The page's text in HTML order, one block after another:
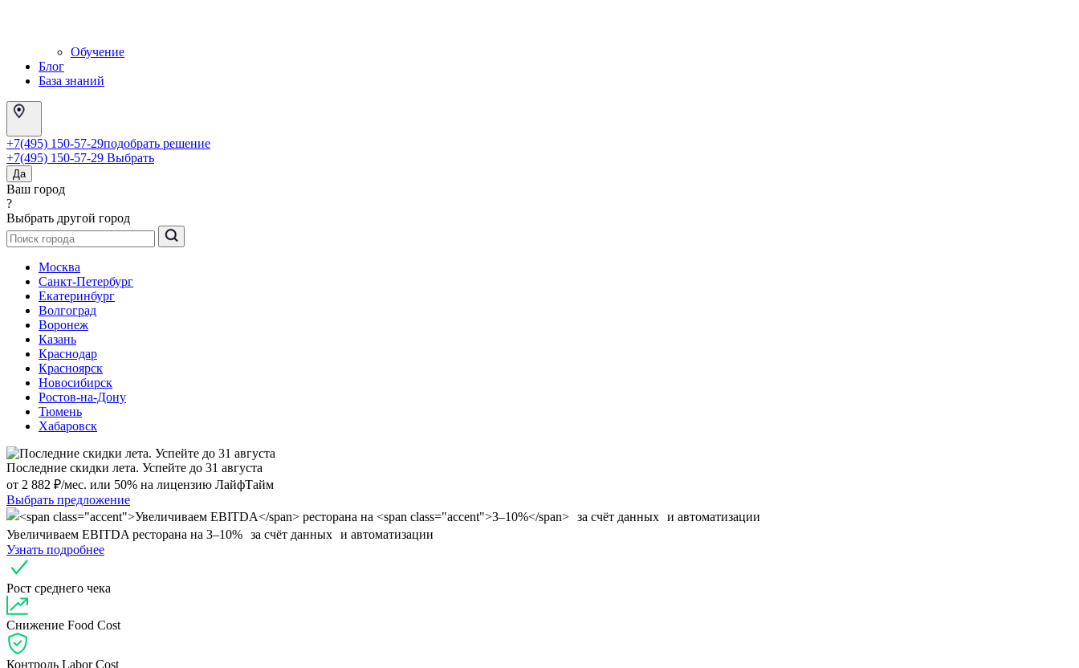
Обучение
Блог
База знаний
+7(495) 150-57-29подобрать решение
+7(495) 150-57-29 Выбрать
Да
Ваш город
?
Выбрать другой город
Москва
Санкт-Петербург
Екатеринбург
Волгоград
Воронеж
Казань
Краснодар
Красноярск
Новосибирск
Ростов-на-Дону
Тюмень
Хабаровск
Последние скидки лета. Успейте до 31 августа
от 2 882 ₽/мес. или 50% на лицензию ЛайфТайм
Выбрать предложение
Увеличиваем EBITDA ресторана на 3–10% за счёт данных и автоматизации
Узнать подробнее
Рост среднего чека
Снижение Food Cost
Контроль Labor Cost